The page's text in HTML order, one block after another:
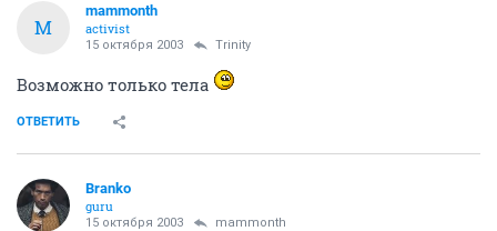
M
mammonth
activist
15 октября 2003 Trinity
Возможно только тела
ОТВЕТИТЬ
Branko
guru
15 октября 2003 mammonth